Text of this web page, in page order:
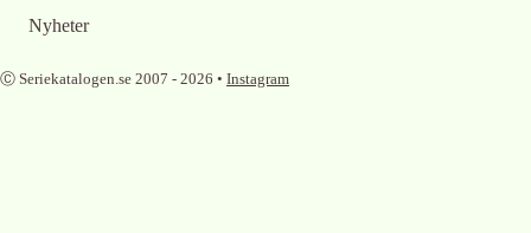
Nyheter
Ⓒ Seriekatalogen.se 2007 - 2026 • Instagram